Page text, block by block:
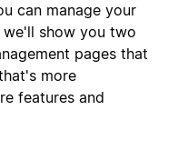
can manage your
show you two
pages that
more
features and